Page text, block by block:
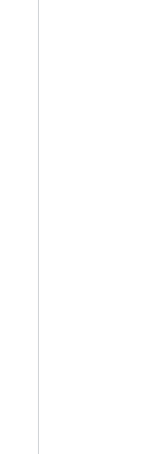
将玩家
Gameloft 成
戏， 月活玩
Hunter》等
Illumination
由于产品组